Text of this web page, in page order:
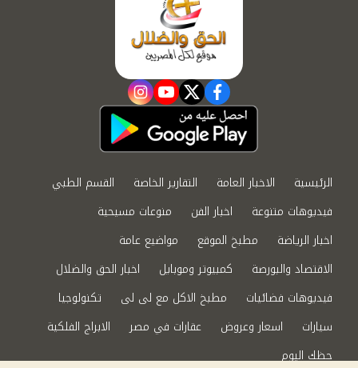
facebook
twitter
youtube
instagram
الرئيسية الاخبار العامة التقارير الخاصة
القسم الطبي
فيديوهات متنوعة
اخبار الفن
منوعات مسيحية
اخبار الرياضة
مطبخ الموقع
مواضيع عامة
الاقتصاد والبورصة
كمبيوتر وموبايل
اخبار الحق والضلال
فيديوهات فضائيات
مطبخ الاكل مع لى لى
تكنولوجيا
سيارات
اسعار وعروض عقارات في مصر
الابراج الفلكية
حظك اليوم